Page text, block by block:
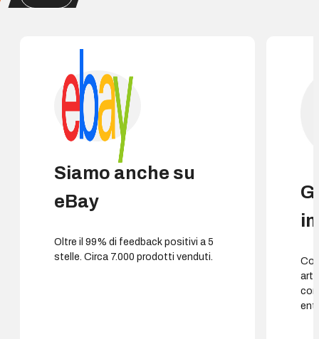
Siamo anche su
eBay
Oltre il 99% di feedback positivi a 5
stelle. Circa 7.000 prodotti venduti.